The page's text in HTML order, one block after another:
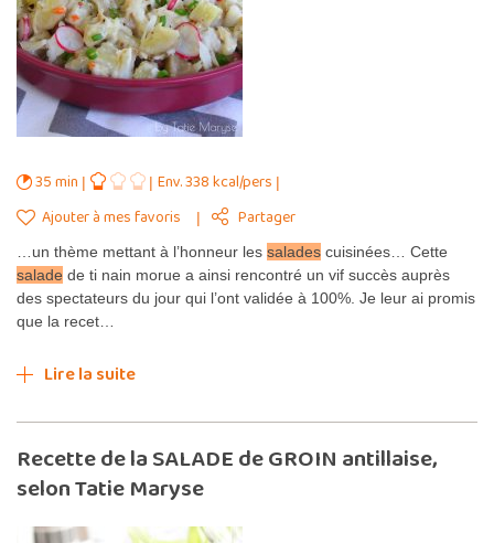
35 min
Env. 338 kcal/pers
Ajouter à mes favoris
Partager
…un thème mettant à l’honneur les salades cuisinées… Cette
salade de ti nain morue a ainsi rencontré un vif succès auprès
des spectateurs du jour qui l’ont validée à 100%. Je leur ai promis
que la recet…
Lire la suite
Recette de la SALADE de GROIN antillaise,
selon Tatie Maryse